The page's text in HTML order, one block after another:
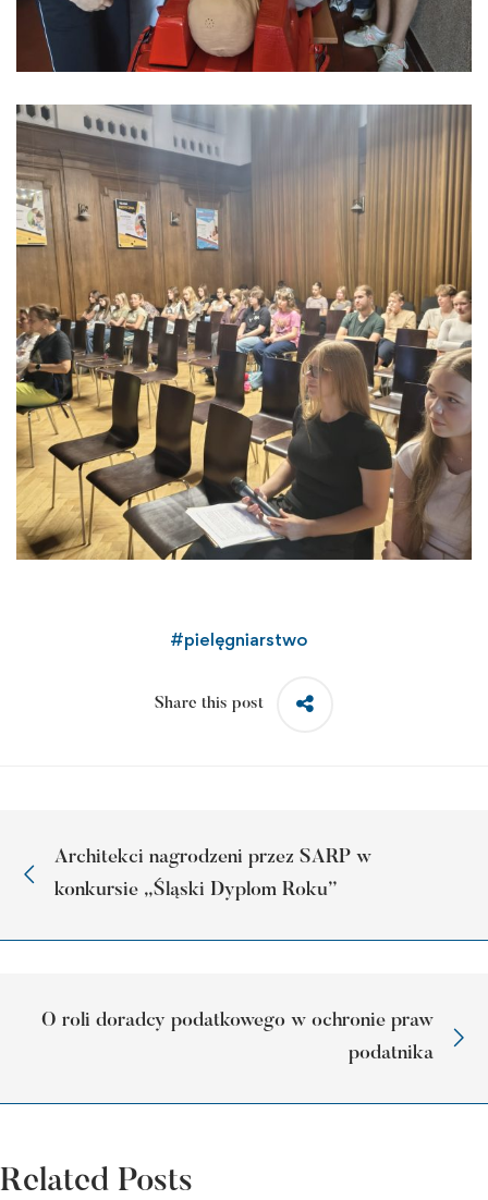
#pielęgniarstwo
Share this post
Architekci nagrodzeni przez SARP w
konkursie „Śląski Dyplom Roku”
O roli doradcy podatkowego w ochronie praw
podatnika
Related Posts